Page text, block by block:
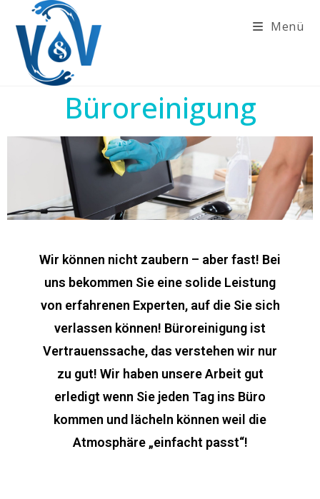
Menü
Büroreinigung
Wir können nicht zaubern – aber fast! Bei
uns bekommen Sie eine solide Leistung
von erfahrenen Experten, auf die Sie sich
verlassen können! Büroreinigung ist
Vertrauenssache, das verstehen wir nur
zu gut! Wir haben unsere Arbeit gut
erledigt wenn Sie jeden Tag ins Büro
kommen und lächeln können weil die
Atmosphäre „einfacht passt“!